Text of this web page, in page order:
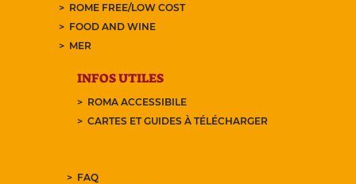
ROME FREE/LOW COST
FOOD AND WINE
MER
INFOS UTILES
ROMA ACCESSIBILE
CARTES ET GUIDES À TÉLÉCHARGER
FAQ